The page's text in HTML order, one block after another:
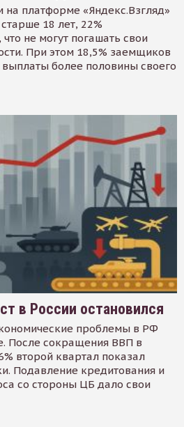
платформе «Яндекс.Взгляд»
18 лет, 22%
не могут погашать свои
При этом 18,5% заемщиков
более половины своего
в России остановился
проблемы в РФ
После сокращения ВВП в
второй квартал показал
Подавление кредитования и
со стороны ЦБ дало свои